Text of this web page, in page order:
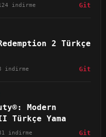
indirme Git
2 Türkçe
indirme Git
Modern
Türkçe Yama
indirme Git